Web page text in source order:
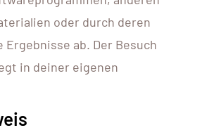
oder durch deren
Ergebnisse ab. Der Besuch
in deiner eigenen